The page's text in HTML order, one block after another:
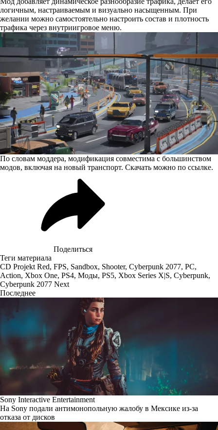
логичным, настраиваемым и визуально насыщенным. При
желании можно самостоятельно настроить состав и плотность
трафика через внутриигровое меню.
По словам моддера, модификация совместима с большинством
модов, включая на новый транспорт. Скачать можно по ссылке.
Поделиться
Теги материала
CD Projekt Red, FPS, Sandbox, Shooter, Cyberpunk 2077, PC,
Action, Xbox One, PS4, Моды, PS5, Xbox Series X|S, Cyberpunk,
Cyberpunk 2077 Next
Последнее
Sony Interactive Entertainment
На Sony подали антимонопольную жалобу в Мексике из-за
отказа от дисков